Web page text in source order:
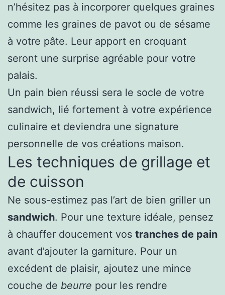
n’hésitez pas à incorporer quelques graines
comme les graines de pavot ou de sésame
à votre pâte. Leur apport en croquant
seront une surprise agréable pour votre
palais.
Un pain bien réussi sera le socle de votre
sandwich, lié fortement à votre expérience
culinaire et deviendra une signature
personnelle de vos créations maison.
Les techniques de grillage et
de cuisson
Ne sous-estimez pas l’art de bien griller un
sandwich. Pour une texture idéale, pensez
à chauffer doucement vos tranches de pain
avant d’ajouter la garniture. Pour un
excédent de plaisir, ajoutez une mince
couche de beurre pour les rendre